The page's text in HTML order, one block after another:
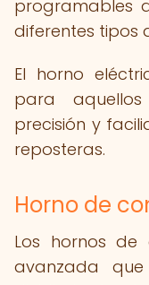
programables
diferentes tipos
El horno
para
precisión y
reposteras.
Horno de
Los hornos de
avanzada